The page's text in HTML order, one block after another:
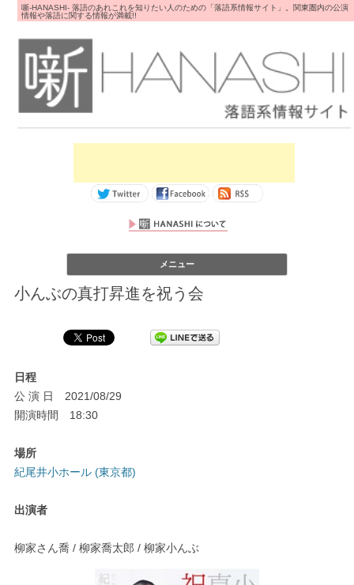
噺-HANASHI- 落語のあれこれを知りたい人のための「落語系情報サイト」。関東圏内の公演
情報や落語に関する情報が満載!!
メニュー
小んぶの真打昇進を祝う会
日程
公 演 日 2021/08/29
開演時間 18:30
場所
紀尾井小ホール (東京都)
出演者
柳家さん喬 / 柳家喬太郎 / 柳家小んぶ